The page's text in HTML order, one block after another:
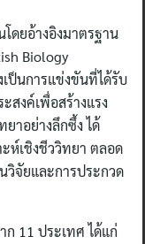
ดยอ้างอิงมาตรฐาน
Biology
ป็นการแข่งขันที่ได้รับ
สงค์เพื่อสร้างแรง
ยาอย่างลึกซึ้ง ได้
ห์เชิงชีววิทยา ตลอด
จัยและการประกวด
11 ประเทศ ได้แก่